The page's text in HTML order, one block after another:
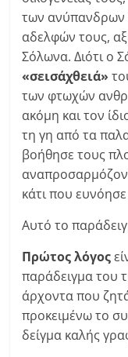
των ανύπανδρων
αδελφών τους,
Σόλωνα. Διότι ο
«σεισάχθειά»
των φτωχών
ακόμη και τον
τη γη από τα
βοήθησε τους
κάτι που
Αυτό το
Πρώτος λόγος
παράδειγμα του
άρχοντα που
προκειμένω το
δείγμα καλής